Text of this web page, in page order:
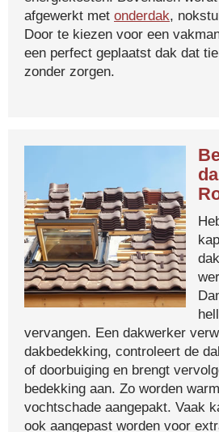
afgewerkt met onderdak,
Door te kiezen voor een
een perfect geplaatst dak dat
zonder zorgen.
vervangen. Een dakwerker
dakbedekking, controleert de
of doorbuiging en brengt
bedekking aan. Zo worden
vochtschade aangepakt. Vaak
ook aangepast worden voor